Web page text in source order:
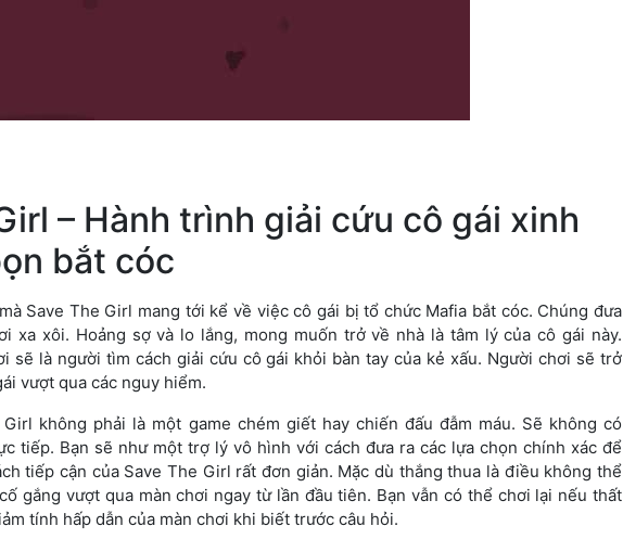
– Hành trình giải cứu cô gái xinh
bắt cóc
Save The Girl mang tới kể về việc cô gái bị tổ chức Mafia bắt cóc. Chúng đưa
xa xôi. Hoảng sợ và lo lắng, mong muốn trở về nhà là tâm lý của cô gái này.
sẽ là người tìm cách giải cứu cô gái khỏi bàn tay của kẻ xấu. Người chơi sẽ trở
vượt qua các nguy hiểm.
không phải là một game chém giết hay chiến đấu đẫm máu. Sẽ không có
tiếp. Bạn sẽ như một trợ lý vô hình với cách đưa ra các lựa chọn chính xác để
tiếp cận của Save The Girl rất đơn giản. Mặc dù thắng thua là điều không thể
gắng vượt qua màn chơi ngay từ lần đầu tiên. Bạn vẫn có thể chơi lại nếu thất
tính hấp dẫn của màn chơi khi biết trước câu hỏi.